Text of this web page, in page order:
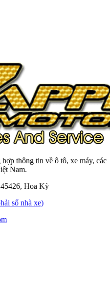
thông tin về ô tô, xe máy, các
Nam.
Hoa Kỳ
số nhà xe)